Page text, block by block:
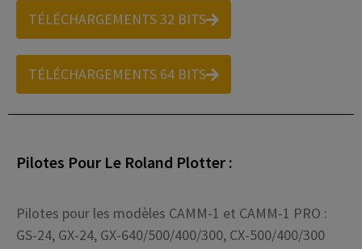
TÉLÉCHARGEMENTS 32 BITS
TÉLÉCHARGEMENTS 64 BITS
Pilotes Pour Le Roland Plotter :
Pilotes pour les modèles CAMM-1 et CAMM-1 PRO :
GS-24, GX-24, GX-640/500/400/300, CX-500/400/300